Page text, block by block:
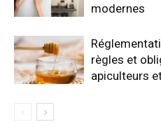
modernes
règles et
apiculteurs